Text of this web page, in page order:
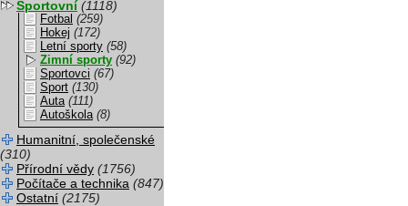
Sportovní (1118)
Fotbal (259)
Hokej (172)
Letní sporty (58)
Zimní sporty (92)
Sportovci (67)
Sport (130)
Auta (111)
Autoškola (8)
Humanitní, společenské
(310)
Přírodní vědy (1756)
Počítače a technika (847)
Ostatní (2175)